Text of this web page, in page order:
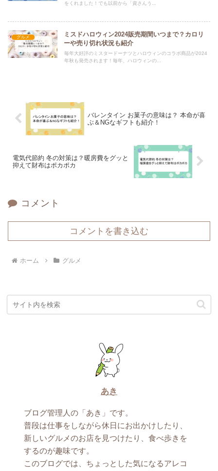
をくれました！でも以前から「資さんう...
グルメ
ミスドハロウィン2024販売期間いつまで？カロリ
ーや売り切れ状況も紹介
毎年大好評のミスタードーナツとハロウィンのコラボ商品が2024
年秋も発売されます！毎年、ハロウィンの...
バレンタイン お菓子の意味は？ 本命が喜
ぶ＆NGなギフトも紹介！
電気代節約 冬の対策は？暖房費をグッと
抑えて財布はポカポカ
コメント
コメントを書き込む
ホーム グルメ
あき
ブログ管理人の「あき」です。
普段は仕事をしながら休日にお出かけしたり、
新しいグルメのお店を見つけたり、食べ歩きを
するのが趣味です。
このブログでは、ちょっとした気になるアレコ